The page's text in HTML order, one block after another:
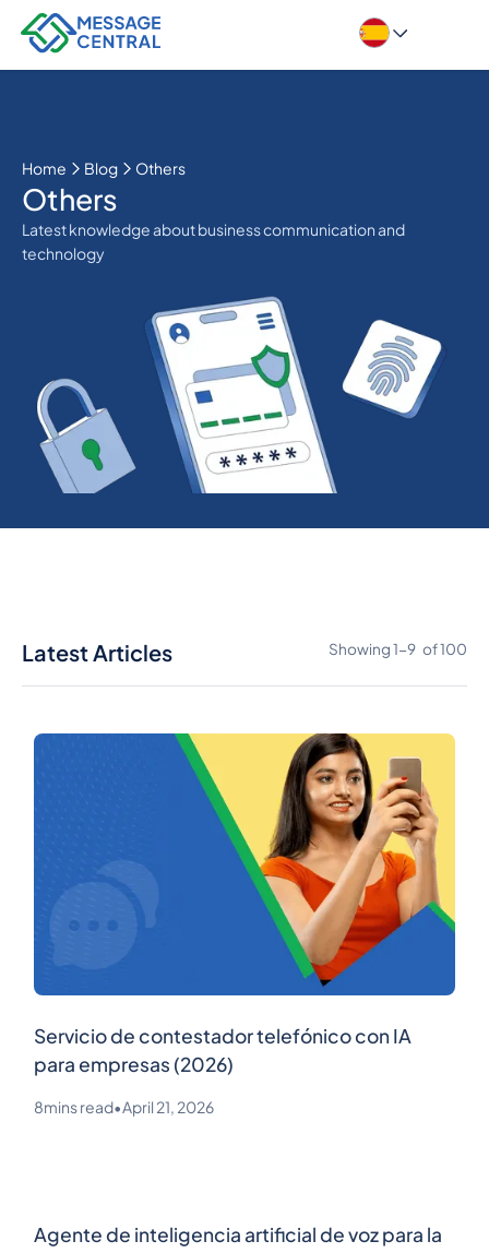
Home Blog Others
Others
Latest knowledge about business communication and
technology
Latest Articles Showing1-9 of100
Servicio de contestador telefónico con IA
para empresas (2026)
8mins read•April 21, 2026
Agente de inteligencia artificial de voz para la